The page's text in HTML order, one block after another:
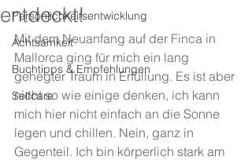
Persönlichkeitsentwicklung
Achtsamkeit
Buchtipps & Empfehlungen
Selfcare
entdeckt!
Mit dem Neuanfang auf der Finca in
Mallorca ging für mich ein lang
gehegter Traum in Erfüllung. Es ist aber
nicht so wie einige denken, ich kann
mich hier nicht einfach an die Sonne
legen und chillen. Nein, ganz in
Gegenteil. Ich bin körperlich stark am